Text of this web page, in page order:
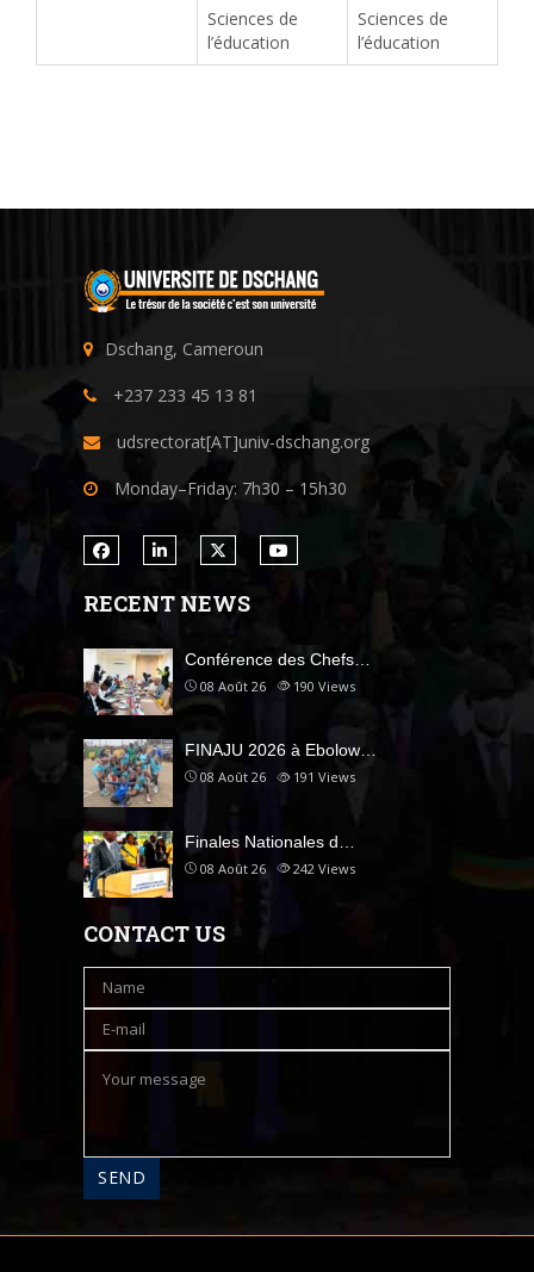
Sciences de
l’éducation
Sciences de
l’éducation
Dschang, Cameroun
+237 233 45 13 81
udsrectorat[AT]univ-dschang.org
Monday–Friday: 7h30 – 15h30
RECENT NEWS
Conférence des Chefs…
08 Août 26 190 Views
FINAJU 2026 à Ebolow…
08 Août 26 191 Views
Finales Nationales d…
08 Août 26 242 Views
CONTACT US